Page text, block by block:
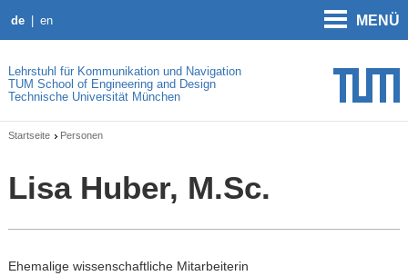
de en MENÜ
Lehrstuhl für Kommunikation und Navigation
TUM School of Engineering and Design
Technische Universität München
Startseite Personen
Lisa Huber, M.Sc.
Ehemalige wissenschaftliche Mitarbeiterin